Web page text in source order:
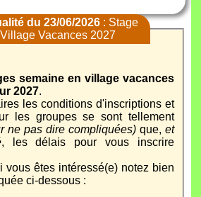
du 23/06/2026 : Stage
Village Vacances 2027
semaine en village vacances
2027.
les conditions d'inscriptions et
les groupes se sont tellement
ne pas dire compliquées)que, et
, les délais pour vous inscrire
vous êtes intéressé(e) notez bien
ci-dessous :